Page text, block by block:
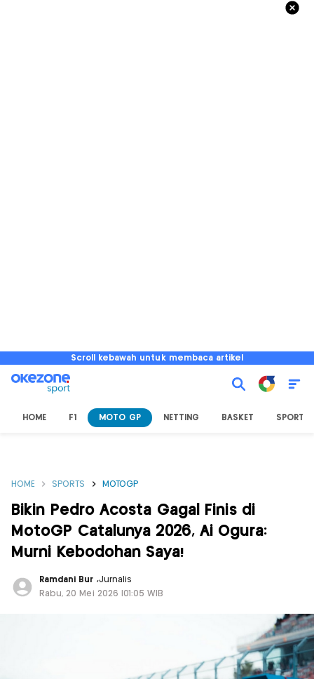
Scroll kebawah untuk membaca artikel
HOME F1 MOTO GP NETTING BASKET SPORT
HOME SPORTS MOTOGP
Bikin Pedro Acosta Gagal Finis di
MotoGP Catalunya 2026, Ai Ogura:
Murni Kebodohan Saya!
Ramdani Bur ,Jurnalis
Rabu, 20 Mei 2026 |01:05 WIB